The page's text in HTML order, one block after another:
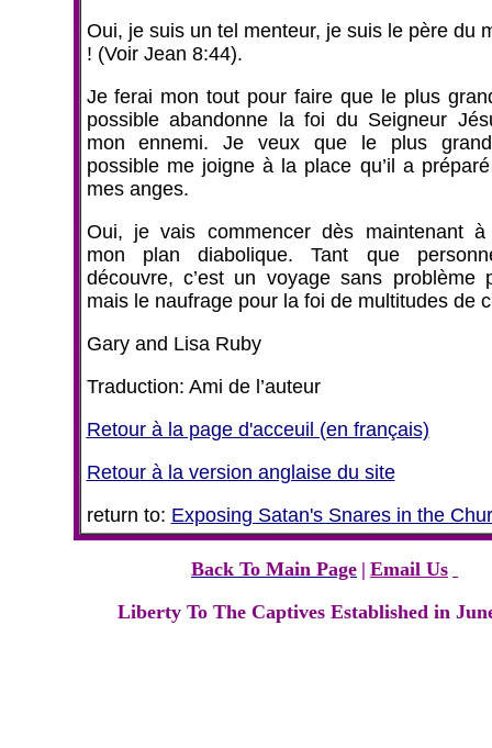
Oui, je suis un tel menteur, je suis le père du
! (Voir Jean 8:44).
Je ferai mon tout pour faire que le plus
possible abandonne la foi du Seigneur
mon ennemi. Je veux que le plus
possible me joigne à la place qu’il a
mes anges.
Oui, je vais commencer dès maintenant à
mon plan diabolique. Tant que
découvre, c’est un voyage sans problème
mais le naufrage pour la foi de multitudes de
Gary and Lisa Ruby
Traduction: Ami de l’auteur
Retour à la page d'acceuil (en français)
Retour à la version anglaise du site
return to: Exposing Satan's Snares in the
Back To Main Page | Email Us
Liberty To The Captives Established in